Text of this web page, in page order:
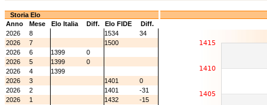
Storia Elo
Anno
Mese Elo Italia Diff. Elo FIDE
Diff.
2026
8 1534
34
2026
7
1500
2026
6 1399
0
2026
5 1399
0
2026
4
1399
2026
3 1401
0
2026
2 1401
-31
2026
1 1432
-15